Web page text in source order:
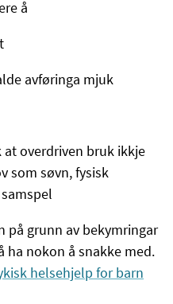
å
avføringa mjuk
at overdriven bruk ikkje
som søvn, fysisk
på grunn av bekymringar
ha nokon å snakke med.
helsehjelp for barn